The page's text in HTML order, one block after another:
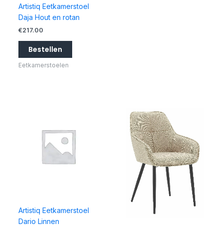
Artistiq Eetkamerstoel
Daja Hout en rotan
€217.00
Bestellen
Eetkamerstoelen
Artistiq Eetkamerstoel
Dario Linnen